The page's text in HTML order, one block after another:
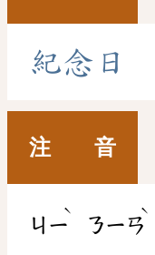
紀念 日
注 音
ㄐㄧ
ˋ
ㄋㄧㄢ
ˋ